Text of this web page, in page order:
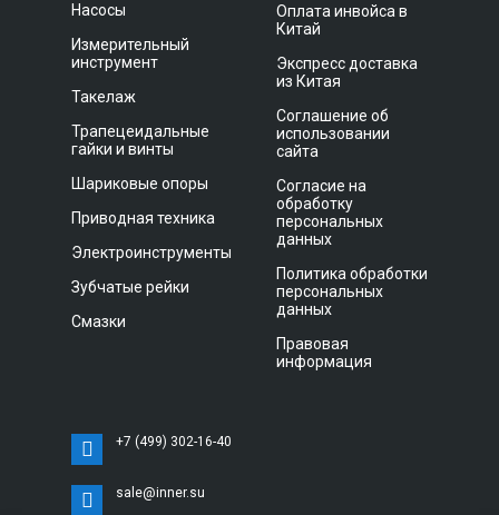
Насосы
Измерительный
инструмент
Такелаж
Трапецеидальные
гайки и винты
Шариковые опоры
Приводная техника
Электроинструменты
Зубчатые рейки
Смазки
Оплата инвойса в
Китай
Экспресс доставка
из Китая
Соглашение об
использовании
сайта
Согласие на
обработку
персональных
данных
Политика обработки
персональных
данных
Правовая
информация
+7 (499) 302-16-40
sale@inner.su